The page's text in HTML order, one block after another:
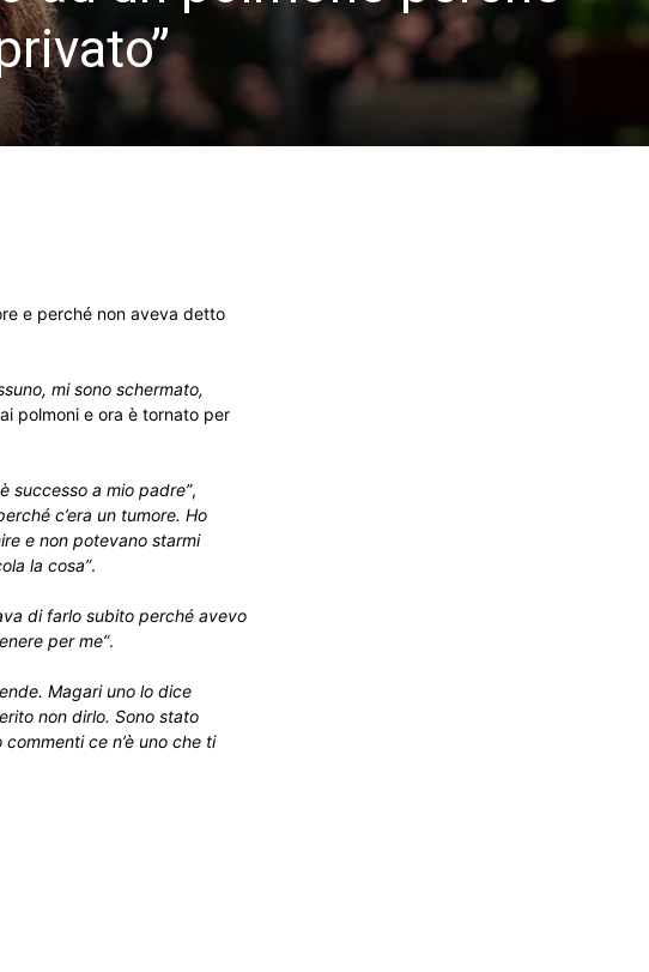
e perché non aveva detto
mi sono schermato,
polmoni e ora è tornato per
successo a mio padre”,
c’era un tumore. Ho
e non potevano starmi
la cosa”.
di farlo subito perché avevo
per me”.
Magari uno lo dice
non dirlo. Sono stato
ce n’è uno che ti